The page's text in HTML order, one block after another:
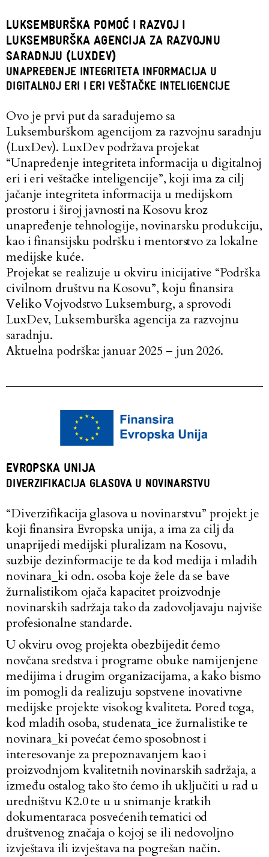
LUKSEMBURŠKA POMOĆ I RAZVOJ I
LUKSEMBURŠKA AGENCIJA ZA RAZVOJNU
SARADNJU (LUXDEV)
UNAPREĐENJE INTEGRITETA INFORMACIJA U
DIGITALNOJ ERI I ERI VEŠTAČKE INTELIGENCIJE
Ovo je prvi put da sarađujemo sa
Luksemburškom agencijom za razvojnu saradnju
(LuxDev). LuxDev podržava projekat
“Unapređenje integriteta informacija u digitalnoj
eri i eri veštačke inteligencije”, koji ima za cilj
jačanje integriteta informacija u medijskom
prostoru i široj javnosti na Kosovu kroz
unapređenje tehnologije, novinarsku produkciju,
kao i finansijsku podršku i mentorstvo za lokalne
medijske kuće.
Projekat se realizuje u okviru inicijative “Podrška
civilnom društvu na Kosovu”, koju finansira
Veliko Vojvodstvo Luksemburg, a sprovodi
LuxDev, Luksemburška agencija za razvojnu
saradnju.
Aktuelna podrška: januar 2025 – jun 2026.
EVROPSKA UNIJA
DIVERZIFIKACIJA GLASOVA U NOVINARSTVU
“Diverzifikacija glasova u novinarstvu” projekt je
koji finansira Evropska unija, a ima za cilj da
unaprijedi medijski pluralizam na Kosovu,
suzbije dezinformacije te da kod medija i mladih
novinara_ki odn. osoba koje žele da se bave
žurnalistikom ojača kapacitet proizvodnje
novinarskih sadržaja tako da zadovoljavaju najviše
profesionalne standarde.
U okviru ovog projekta obezbijedit ćemo
novčana sredstva i programe obuke namijenjene
medijima i drugim organizacijama, a kako bismo
im pomogli da realizuju sopstvene inovativne
medijske projekte visokog kvaliteta. Pored toga,
kod mladih osoba, studenata_ice žurnalistike te
novinara_ki povećat ćemo sposobnost i
interesovanje za prepoznavanjem kao i
proizvodnjom kvalitetnih novinarskih sadržaja, a
između ostalog tako što ćemo ih uključiti u rad u
uredništvu K2.0 te u u snimanje kratkih
dokumentaraca posvećenih tematici od
društvenog značaja o kojoj se ili nedovoljno
izvještava ili izvještava na pogrešan način.